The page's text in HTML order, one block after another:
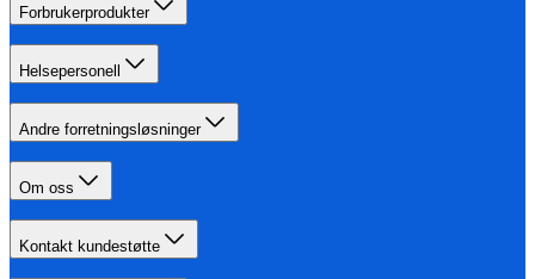
Forbrukerprodukter
Helsepersonell
Andre forretningsløsninger
Om oss
Kontakt kundestøtte